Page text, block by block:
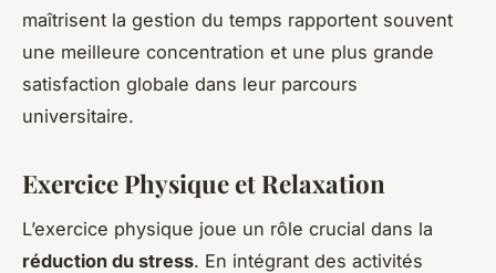
maîtrisent la gestion du temps rapportent souvent
une meilleure concentration et une plus grande
satisfaction globale dans leur parcours
universitaire.
Exercice Physique et Relaxation
L’exercice physique joue un rôle crucial dans la
réduction du stress. En intégrant des activités